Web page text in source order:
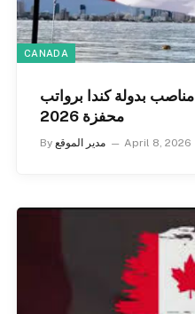
CANADA
أنابيك سكيلز: توظيف 3 مناصب بدولة كندا برواتب
محفزة 2026
By مدير الموقع April 8, 2026